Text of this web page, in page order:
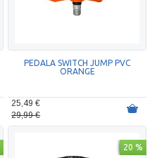
PEDALA SWITCH JUMP PVC
ORANGE
25,49 €
29,99 €
20 %